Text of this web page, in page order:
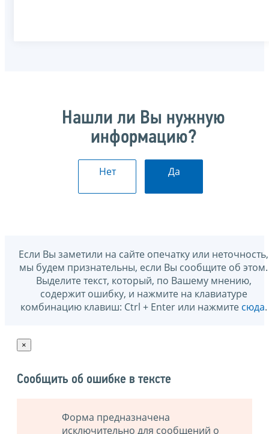
Нашли ли Вы нужную
информацию?
Нет Да
Если Вы заметили на сайте опечатку или неточность,
мы будем признательны, если Вы сообщите об этом.
Выделите текст, который, по Вашему мнению,
содержит ошибку, и нажмите на клавиатуре
комбинацию клавиш: Ctrl + Enter или нажмите сюда.
×
Сообщить об ошибке в тексте
Форма предназначена
исключительно для сообщений о